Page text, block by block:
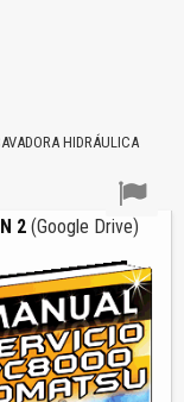
HIDRÁULICA
2 (Google Drive)